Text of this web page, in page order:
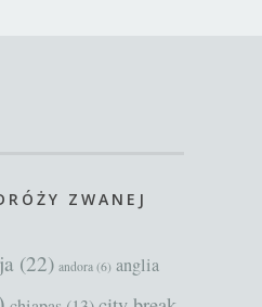
ZWANEJ
(22) andora (6) anglia